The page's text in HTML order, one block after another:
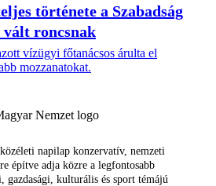
története a Szabadság
roncsnak
vízügyi főtanácsos árulta el
mozzanatokat.
napilap konzervatív, nemzeti
építve adja közre a legfontosabb
gazdasági, kulturális és sport témájú